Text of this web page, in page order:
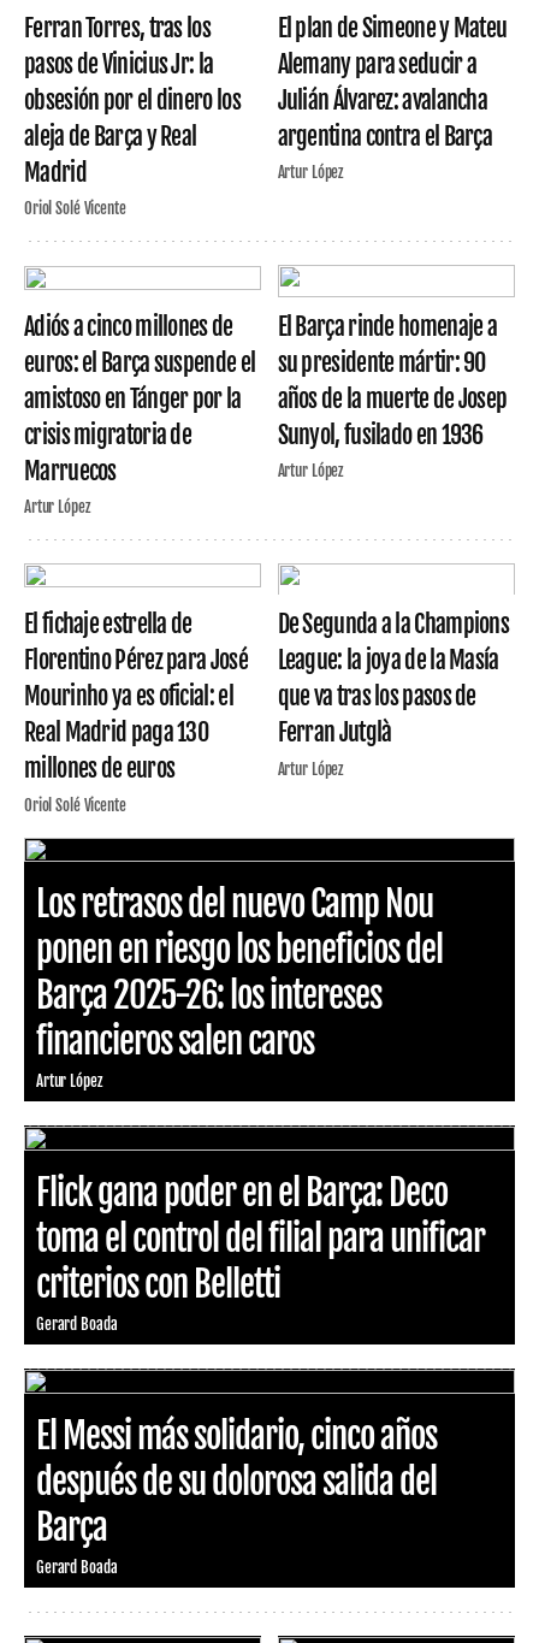
Ferran Torres, tras los
pasos de Vinicius Jr: la
obsesión por el dinero los
aleja de Barça y Real
Madrid
Oriol Solé Vicente
El plan de Simeone y Mateu
Alemany para seducir a
Julián Álvarez: avalancha
argentina contra el Barça
Artur López
Adiós a cinco millones de
euros: el Barça suspende el
amistoso en Tánger por la
crisis migratoria de
Marruecos
Artur López
El Barça rinde homenaje a
su presidente mártir: 90
años de la muerte de Josep
Sunyol, fusilado en 1936
Artur López
El fichaje estrella de
Florentino Pérez para José
Mourinho ya es oficial: el
Real Madrid paga 130
millones de euros
Oriol Solé Vicente
De Segunda a la Champions
League: la joya de la Masía
que va tras los pasos de
Ferran Jutglà
Artur López
Los retrasos del nuevo Camp Nou
ponen en riesgo los beneficios del
Barça 2025-26: los intereses
financieros salen caros
Artur López
Flick gana poder en el Barça: Deco
toma el control del filial para unificar
criterios con Belletti
Gerard Boada
El Messi más solidario, cinco años
después de su dolorosa salida del
Barça
Gerard Boada